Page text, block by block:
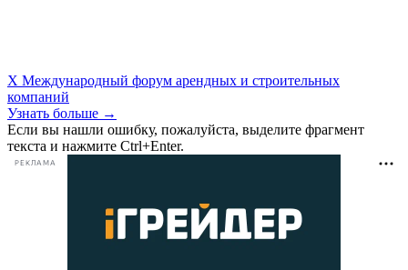
X Международный форум арендных и строительных
компаний
Узнать больше →
Если вы нашли ошибку, пожалуйста, выделите фрагмент
текста и нажмите Ctrl+Enter.
РЕКЛАМА